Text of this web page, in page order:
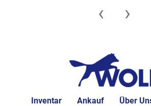
‹ ›
Inventar Ankauf Über